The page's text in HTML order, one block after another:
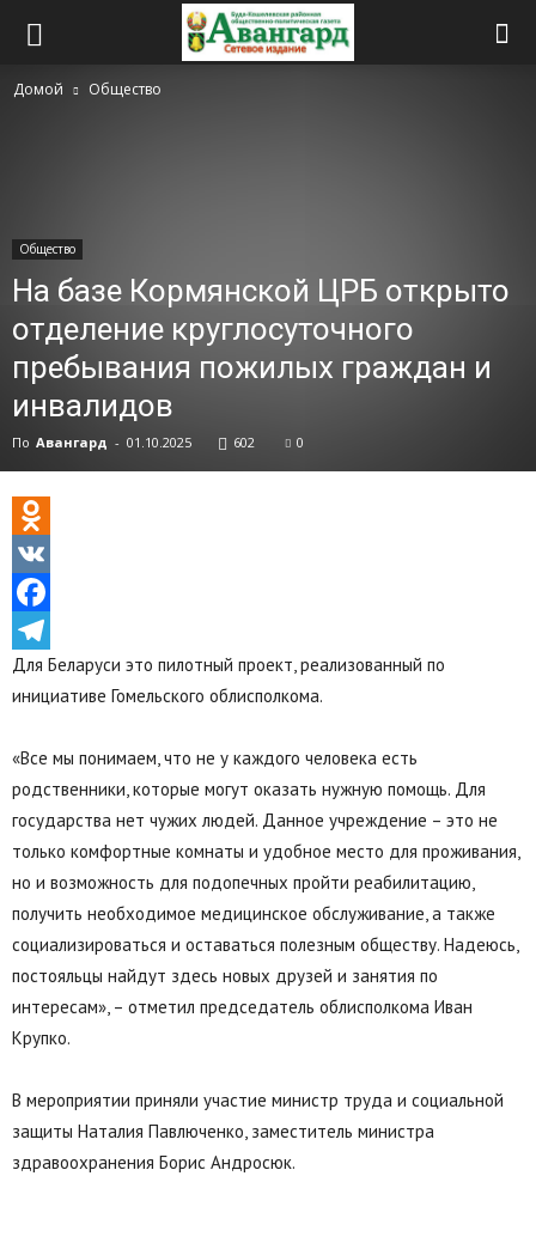
Домой Общество
Общество
На базе Кормянской ЦРБ открыто
отделение круглосуточного
пребывания пожилых граждан и
инвалидов
По Авангард - 01.10.2025 602 0
Odnoklassniki
VK
Facebook
Telegram
Для Беларуси это пилотный проект, реализованный по
инициативе Гомельского облисполкома.
«Все мы понимаем, что не у каждого человека есть
родственники, которые могут оказать нужную помощь. Для
государства нет чужих людей. Данное учреждение – это не
только комфортные комнаты и удобное место для проживания,
но и возможность для подопечных пройти реабилитацию,
получить необходимое медицинское обслуживание, а также
социализироваться и оставаться полезным обществу. Надеюсь,
постояльцы найдут здесь новых друзей и занятия по
интересам», – отметил председатель облисполкома Иван
Крупко.
В мероприятии приняли участие министр труда и социальной
защиты Наталия Павлюченко, заместитель министра
здравоохранения Борис Андросюк.